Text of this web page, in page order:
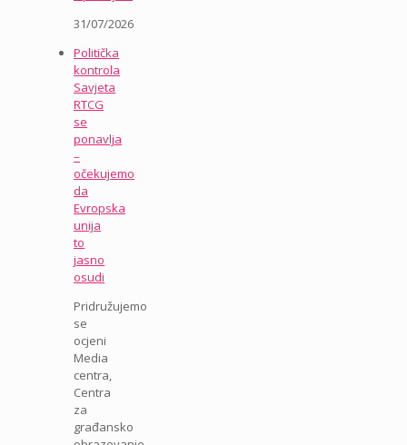
31/07/2026
Politička
kontrola
Savjeta
RTCG
se
ponavlja
–
očekujemo
da
Evropska
unija
to
jasno
osudi
Pridružujemo
se
ocjeni
Media
centra,
Centra
za
građansko